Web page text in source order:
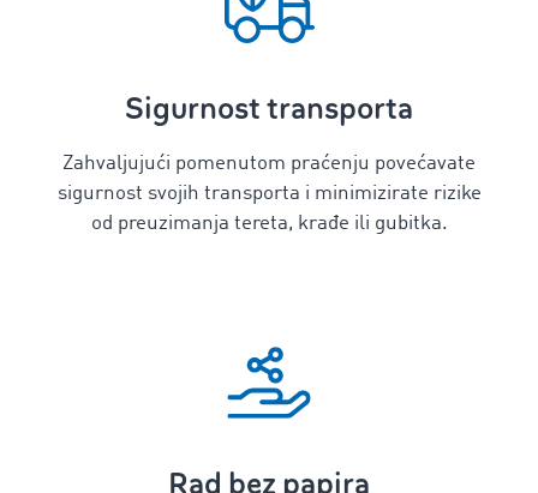
Sigurnost transporta
Zahvaljujući pomenutom praćenju povećavate
sigurnost svojih transporta i minimizirate rizike
od preuzimanja tereta, krađe ili gubitka.
Rad bez papira